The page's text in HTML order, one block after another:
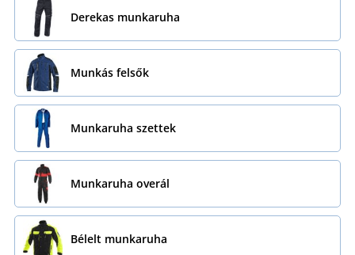
Derekas munkaruha
Munkás felsők
Munkaruha szettek
Munkaruha overál
Bélelt munkaruha